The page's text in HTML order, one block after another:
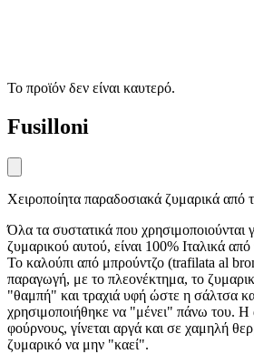
Το προϊόν δεν είναι καυτερό.
Fusilloni
Χειροποίητα παραδοσιακά ζυμαρικά από
Όλα τα συστατικά που χρησιμοποιούνται
ζυμαρικού αυτού, είναι 100% Ιταλικά
Το καλούπι από μπρούντζο (trafilata al
παραγωγή, με το πλεονέκτημα, το
"θαμπή" και τραχιά υφή ώστε η σάλτσα
χρησιμοποιήθηκε να "μένει" πάνω του.
φούρνους, γίνεται αργά και σε χαμηλή
ζυμαρικό να μην "καεί".